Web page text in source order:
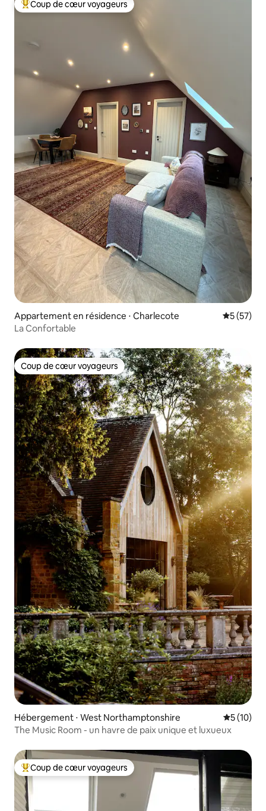
Coups de cœur voyageurs les plus appréciés
Coup de cœur voyageurs
Appartement en résidence ⋅ Charlecote
5 (57)
La Confortable
Coup de cœur voyageurs
Coup de cœur voyageurs
Hébergement ⋅ West Northamptonshire
5 (10)
The Music Room - un havre de paix unique et luxueux
Coups de cœur voyageurs les plus appréciés
Coup de cœur voyageurs